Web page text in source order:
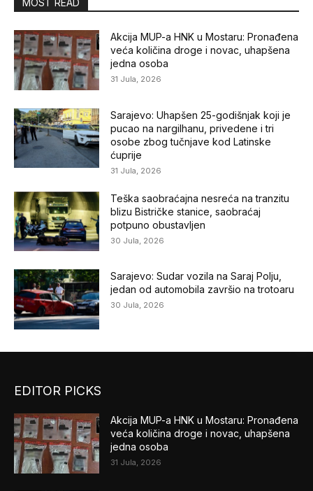
MOST READ
Akcija MUP-a HNK u Mostaru: Pronađena
veća količina droge i novac, uhapšena
jedna osoba
31 Jula, 2026
Sarajevo: Uhapšen 25-godišnjak koji je
pucao na nargilhanu, privedene i tri
osobe zbog tučnjave kod Latinske
ćuprije
31 Jula, 2026
Teška saobraćajna nesreća na tranzitu
blizu Bistričke stanice, saobraćaj
potpuno obustavljen
30 Jula, 2026
Sarajevo: Sudar vozila na Saraj Polju,
jedan od automobila završio na trotoaru
30 Jula, 2026
EDITOR PICKS
Akcija MUP-a HNK u Mostaru: Pronađena
veća količina droge i novac, uhapšena
jedna osoba
31 Jula, 2026